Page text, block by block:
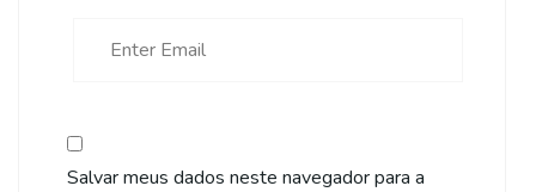
Salvar meus dados neste navegador para a